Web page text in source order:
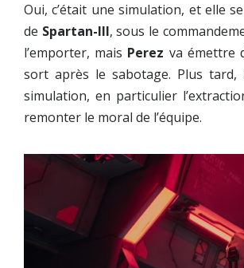
Oui, c’était une simulation, et elle
de Spartan-III, sous le
l’emporter, mais Perez va émettre
sort après le sabotage. Plus tard,
simulation, en particulier
remonter le moral de l’équipe.